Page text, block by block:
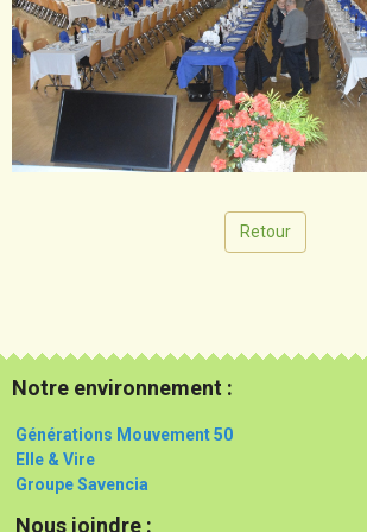
Retour
Notre environnement :
Générations Mouvement 50
Elle & Vire
Groupe Savencia
Nous joindre :